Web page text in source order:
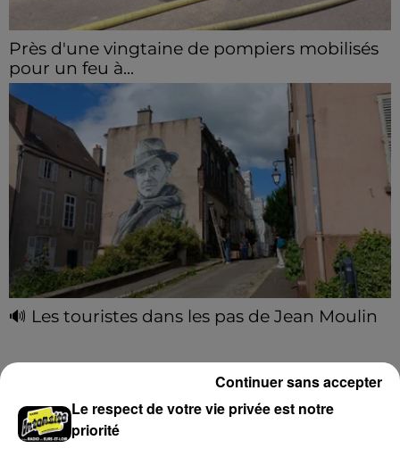
Près d'une vingtaine de pompiers mobilisés
pour un feu à...
Un stock de caisses en bois a pris feu et s'est propagé
à des herbes sèches.
🔊 Les touristes dans les pas de Jean Moulin
A LA UNE Voir plus
Le respect de votre vie privée est notre
priorité
Continuer sans accepter